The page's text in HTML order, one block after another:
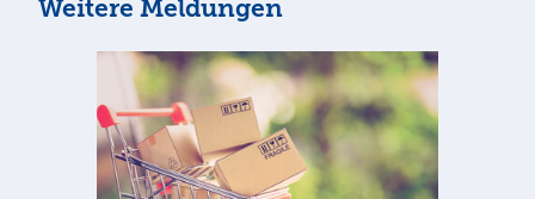
Weitere Meldungen